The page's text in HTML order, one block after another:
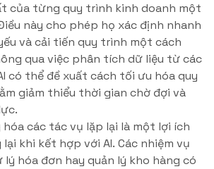
của từng quy trình kinh doanh một
này cho phép họ xác định nhanh
và cải tiến quy trình một cách
qua việc phân tích dữ liệu từ các
có thể đề xuất cách tối ưu hóa quy
giảm thiểu thời gian chờ đợi và
các tác vụ lặp lại là một lợi ích
lại khi kết hợp với AI. Các nhiệm vụ
lý hóa đơn hay quản lý kho hàng có